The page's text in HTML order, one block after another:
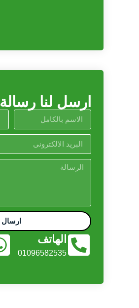
ارسل لنا رسالة
ارسال
الهاتف
01096582535